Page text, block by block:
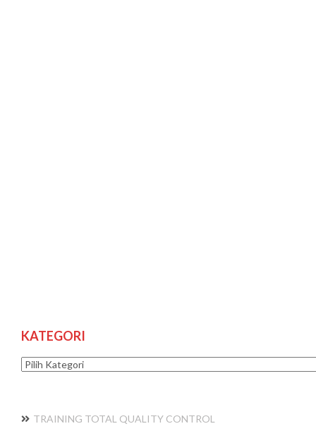
KATEGORI
Kategori
TRAINING TOTAL QUALITY CONTROL